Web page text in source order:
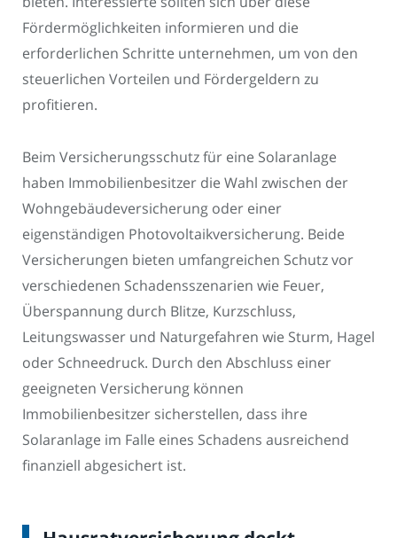
Fördermöglichkeiten informieren und die
erforderlichen Schritte unternehmen, um von den
steuerlichen Vorteilen und Fördergeldern zu
profitieren.
Beim Versicherungsschutz für eine Solaranlage
haben Immobilienbesitzer die Wahl zwischen der
Wohngebäudeversicherung oder einer
eigenständigen Photovoltaikversicherung. Beide
Versicherungen bieten umfangreichen Schutz vor
verschiedenen Schadensszenarien wie Feuer,
Überspannung durch Blitze, Kurzschluss,
Leitungswasser und Naturgefahren wie Sturm, Hagel
oder Schneedruck. Durch den Abschluss einer
geeigneten Versicherung können
Immobilienbesitzer sicherstellen, dass ihre
Solaranlage im Falle eines Schadens ausreichend
finanziell abgesichert ist.